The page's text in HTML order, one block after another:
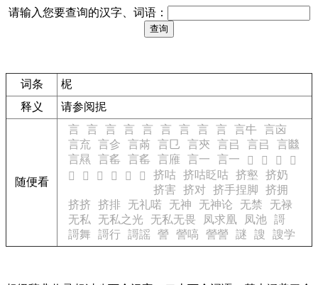
请输入您要查询的汉字、词语：
词条
柅
释义
请参阅抳
随便看
言 言 言 言 言 言 言 言 言 言㐄 言㐫
言㐬 言㐱 言㒼 言㔾 言㚒 言㠯 言㠯
言㡭
言㬎
言䍃 言䍃 言䧹 言一 言一 𪰽 𪰾 𪰿
𪱀
𪱂
𪱃 𪱄 𪱅 𪱆 𪱇 挤咕 挤咕眨咕 挤壑
挤奶
挤害
挤对 挤手捏脚
挤拥
挤挤 挤排 无礼喏 无神 无神论 无禁
无禄
无私
无私之光 无私无畏 凤求凰 凤池 謌
謌舞
謌行 謌謡 謍 謍嗃 謍謍 謎 謏 謏学